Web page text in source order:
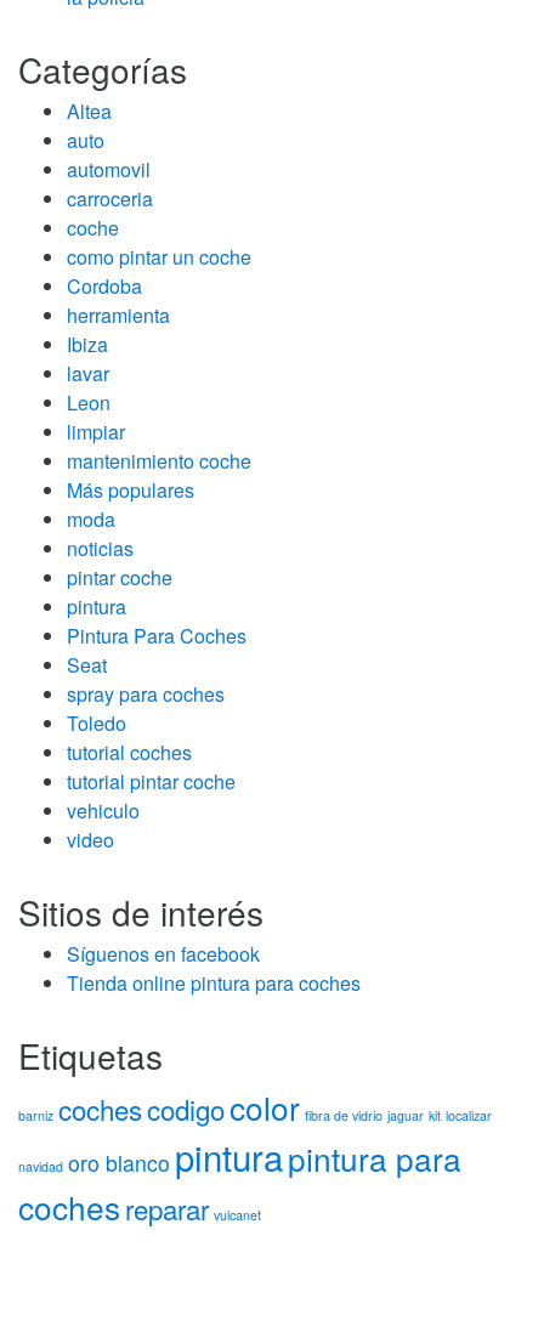
Categorías
Altea
auto
automovil
carroceria
coche
como pintar un coche
Cordoba
herramienta
Ibiza
lavar
Leon
limpiar
mantenimiento coche
Más populares
moda
noticias
pintar coche
pintura
Pintura Para Coches
Seat
spray para coches
Toledo
tutorial coches
tutorial pintar coche
vehiculo
video
Sitios de interés
Síguenos en facebook
Tienda online pintura para coches
Etiquetas
barniz cochescodigocolor fibra de vidrio jaguar kit localizar
navidad oro blanco pinturapintura para
cochesreparar vulcanet